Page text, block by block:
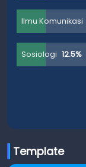
Ilmu Komunikasi
Sosiologi 12.5%
Template